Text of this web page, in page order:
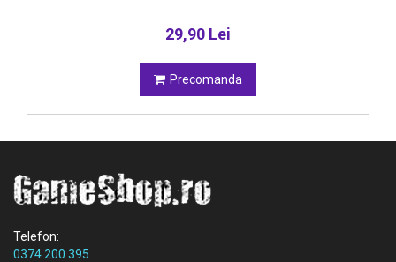
29,90 Lei
Precomanda
Telefon:
0374 200 395